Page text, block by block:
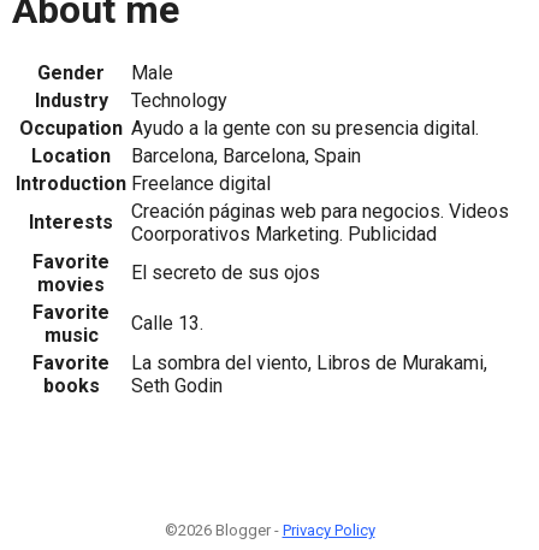
About me
Gender
Male
Industry
Technology
Occupation Ayudo a la gente con su presencia digital.
Location
Barcelona, Barcelona, Spain
Introduction Freelance digital
Interests
Creación páginas web para negocios. Videos
Coorporativos Marketing. Publicidad
Favorite
movies
El secreto de sus ojos
Favorite
music
Calle 13.
Favorite
books
La sombra del viento, Libros de Murakami,
Seth Godin
©2026 Blogger - Privacy Policy